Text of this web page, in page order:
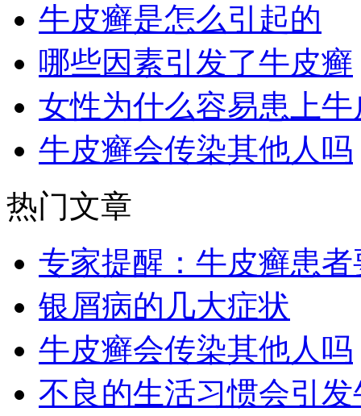
牛皮癣是怎么引起的
哪些因素引发了牛皮癣
女性为什么容易患上牛
牛皮癣会传染其他人吗
热门文章
专家提醒：牛皮癣患
银屑病的几大症状
牛皮癣会传染其他人吗
不良的生活习惯会引